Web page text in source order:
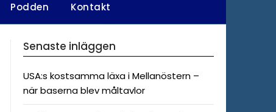
Podden Kontakt
Senaste inläggen
USA:s kostsamma läxa i Mellanöstern –
när baserna blev måltavlor